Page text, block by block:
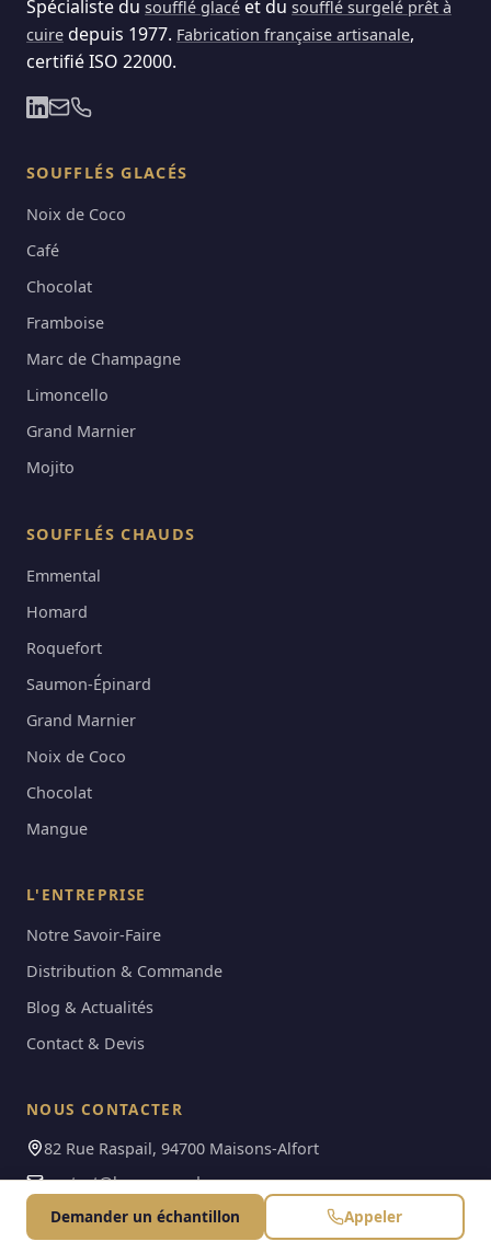
Demander un échantillon Appeler
Spécialiste du soufflé glacé et du soufflé surgelé prêt à
cuire depuis 1977. Fabrication française artisanale,
certifié ISO 22000.
SOUFFLÉS GLACÉS
Noix de Coco
Café
Chocolat
Framboise
Marc de Champagne
Limoncello
Grand Marnier
Mojito
SOUFFLÉS CHAUDS
Emmental
Homard
Roquefort
Saumon-Épinard
Grand Marnier
Noix de Coco
Chocolat
Mangue
L'ENTREPRISE
Notre Savoir-Faire
Distribution & Commande
Blog & Actualités
Contact & Devis
NOUS CONTACTER
82 Rue Raspail, 94700 Maisons-Alfort
contact@lessaveursderene.com
06 99 30 10 30